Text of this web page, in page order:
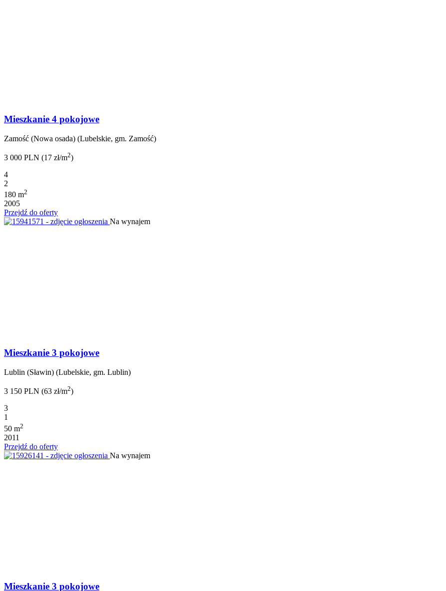
Mieszkanie 4 pokojowe
Zamość (Nowa osada) (Lubelskie, gm. Zamość)
3 000 PLN (17 zł/m2)
4
2
180 m2
2005
Przejdź do oferty
Na wynajem
Mieszkanie 3 pokojowe
Lublin (Sławin) (Lubelskie, gm. Lublin)
3 150 PLN (63 zł/m2)
3
1
50 m2
2011
Przejdź do oferty
Na wynajem
Mieszkanie 3 pokojowe